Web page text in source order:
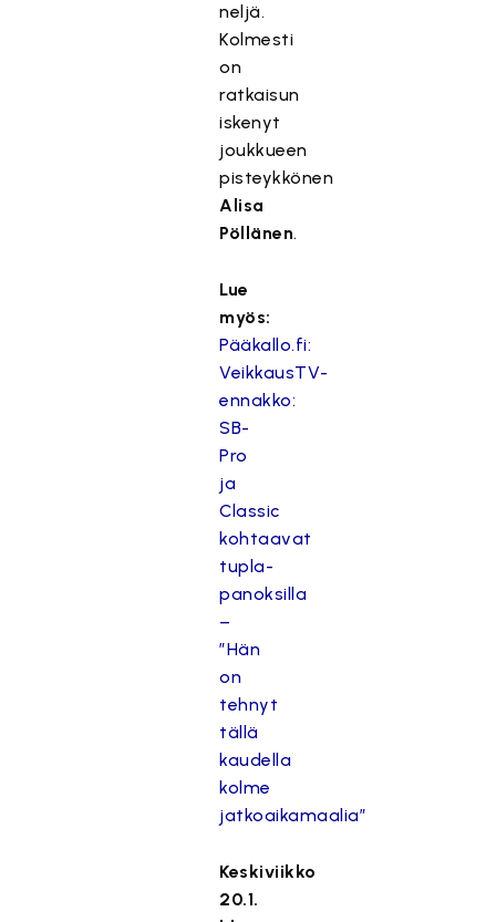
neljä.
Kolmesti
on
ratkaisun
iskenyt
joukkueen
pisteykkönen
Alisa
Pöllänen.
Lue
myös:
Pääkallo.fi:
VeikkausTV-
ennakko:
SB-
Pro
ja
Classic
kohtaavat
tupla-
panoksilla
–
”Hän
on
tehnyt
tällä
kaudella
kolme
jatkoaikamaalia”
Keskiviikko
20.1.